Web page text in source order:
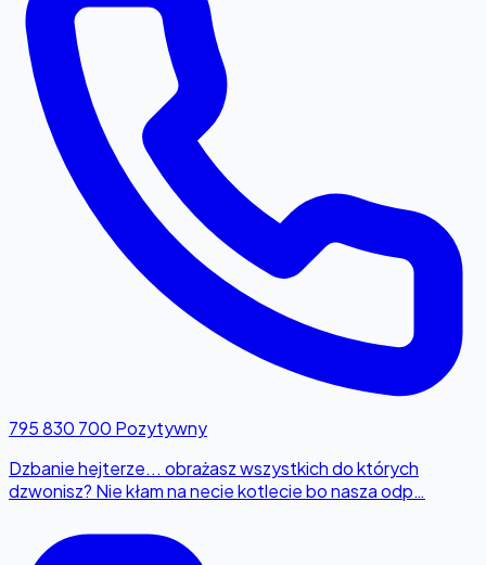
795 830 700 Pozytywny
Dzbanie hejterze... obrażasz wszystkich do których
dzwonisz? Nie kłam na necie kotlecie bo nasza odp…